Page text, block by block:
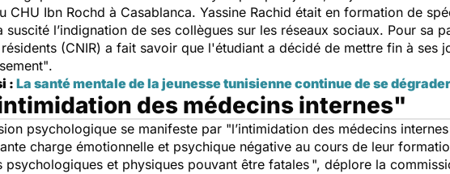
CHU Ibn Rochd à Casablanca. Yassine Rachid était en formation de
suscité l’indignation de ses collègues sur les réseaux sociaux. Pour sa
(CNIR) a fait savoir que l'étudiant a décidé de mettre fin à ses
.
:La santé mentale de la jeunesse tunisienne continue de se dégrader
des médecins internes"
psychologique se manifeste par "l’intimidation des médecins
charge émotionnelle et psychique négative au cours de leur
psychologiques et physiques pouvant être fatales ", déplore la